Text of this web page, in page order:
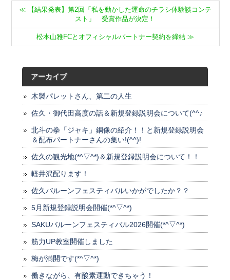
≪ 【結果発表】第2回「私を動かした運命のチラシ体験談コンテ
スト」 受賞作品が決定！
松本山雅FCとオフィシャルパートナー契約を締結≫
アーカイブ
木製パレットさん、第二の人生
佐久・御代田高度の話＆新規登録説明会について(^^♪
北斗の拳「ジャキ」銅像の紹介！！と新規登録説明会
＆配布パートナーさんの集い!(^^)!
佐久の観光地(*^▽^*)＆新規登録説明会について！！
軽井沢配ります！
佐久バルーンフェスティバルいかがでしたか？？
5月新規登録説明会開催(*^▽^*)
SAKUバルーンフェスティバル2026開催(*^▽^*)
筋力UP教室開催しました
梅が満開です(*^▽^*)
働きながら、有酸素運動できちゃう！